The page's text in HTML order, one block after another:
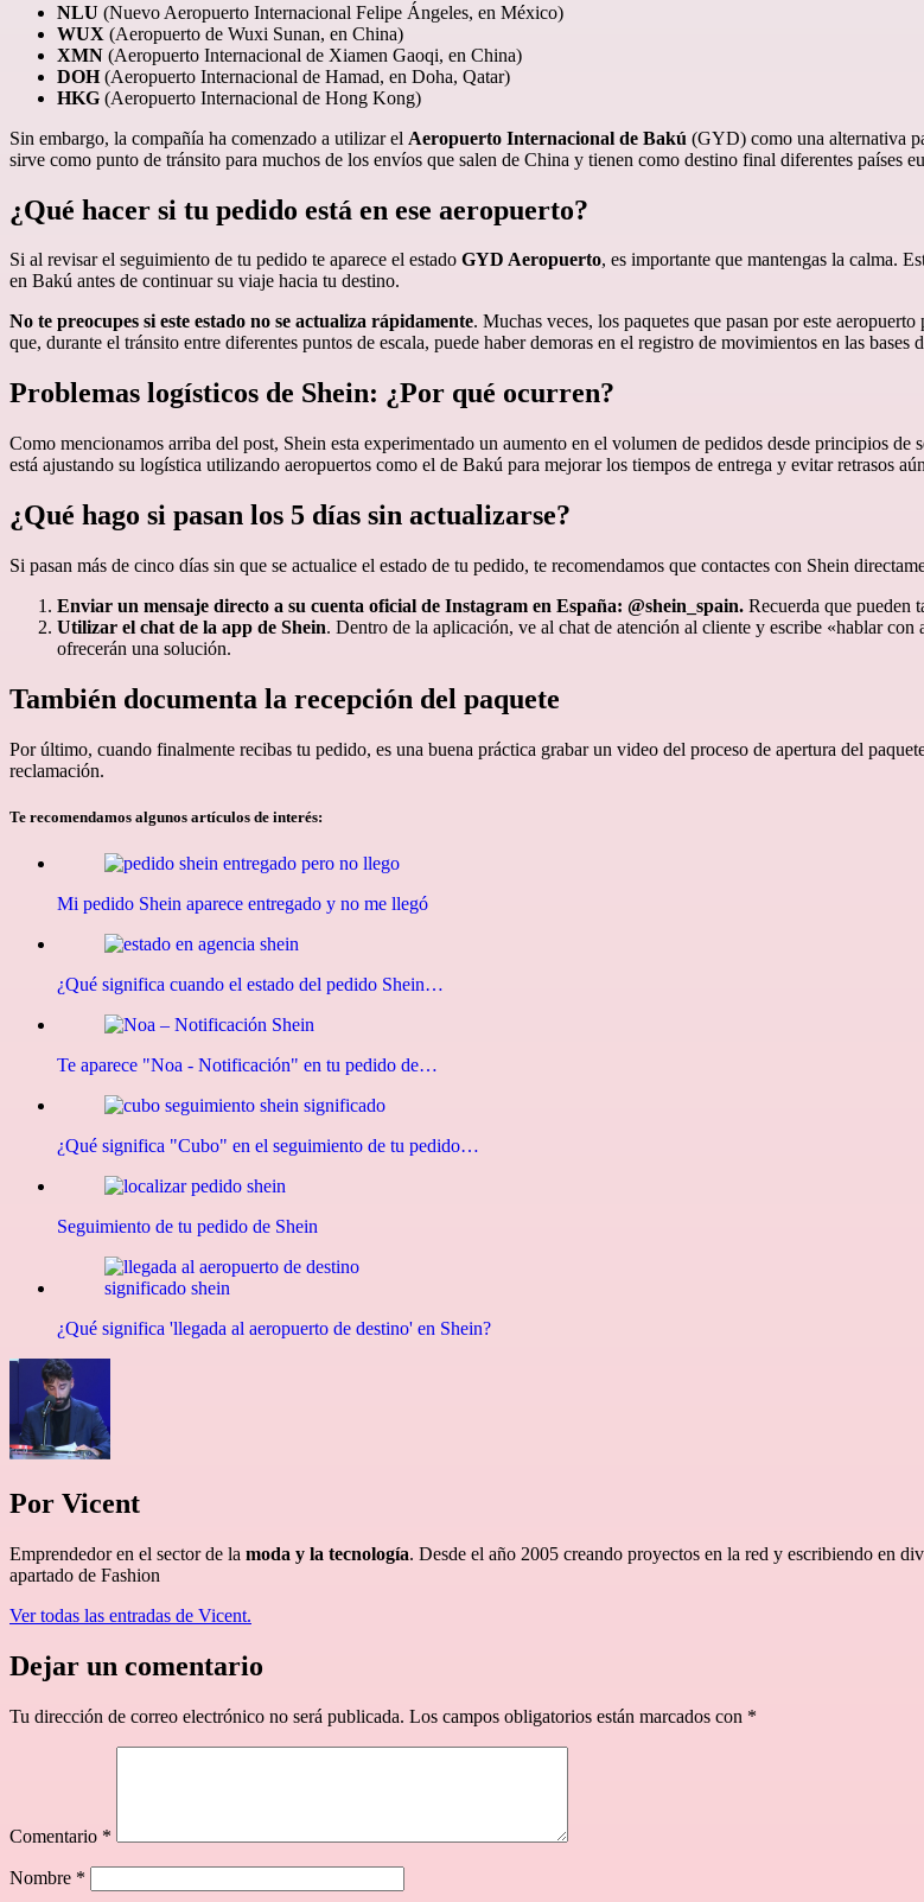
NLU (Nuevo Aeropuerto Internacional Felipe Ángeles, en México)
WUX (Aeropuerto de Wuxi Sunan, en China)
XMN (Aeropuerto Internacional de Xiamen Gaoqi, en China)
DOH(Aeropuerto Internacional de Hamad, en Doha, Qatar)
HKG (Aeropuerto Internacional de Hong Kong)
Sin embargo, la compañía ha comenzado a utilizar el Aeropuerto Internacional de Bakú (GYD) como una alternativa
sirve como punto de tránsito para muchos de los envíos que salen de China y tienen como destino final diferentes países
¿Qué hacer si tu pedido está en ese aeropuerto?
Si al revisar el seguimiento de tu pedido te aparece el estado GYD Aeropuerto, es importante que mantengas la calma.
en Bakú antes de continuar su viaje hacia tu destino.
No te preocupes si este estado no se actualiza rápidamente. Muchas veces, los paquetes que pasan por este aeropuerto
que, durante el tránsito entre diferentes puntos de escala, puede haber demoras en el registro de movimientos en las bases
Problemas logísticos de Shein: ¿Por qué ocurren?
Como mencionamos arriba del post, Shein esta experimentado un aumento en el volumen de pedidos desde principios
está ajustando su logística utilizando aeropuertos como el de Bakú para mejorar los tiempos de entrega y evitar retrasos
¿Qué hago si pasan los 5 días sin actualizarse?
Si pasan más de cinco días sin que se actualice el estado de tu pedido, te recomendamos que contactes con Shein
Enviar un mensaje directo a su cuenta oficial de Instagram en España: @shein_spain. Recuerda que pueden
Utilizar el chat de la app de Shein. Dentro de la aplicación, ve al chat de atención al cliente y escribe «hablar
ofrecerán una solución.
También documenta la recepción del paquete
Por último, cuando finalmente recibas tu pedido, es una buena práctica grabar un video del proceso de apertura del
reclamación.
Te recomendamos algunos artículos de interés:
Mi pedido Shein aparece entregado y no me llegó
¿Qué significa cuando el estado del pedido Shein…
Te aparece "Noa - Notificación" en tu pedido de…
¿Qué significa "Cubo" en el seguimiento de tu pedido…
Seguimiento de tu pedido de Shein
¿Qué significa 'llegada al aeropuerto de destino' en Shein?
Por Vicent
Emprendedor en el sector de la moda y la tecnología. Desde el año 2005 creando proyectos en la red y escribiendo en
apartado de Fashion
Ver todas las entradas de Vicent.
Dejar un comentario
Tu dirección de correo electrónico no será publicada. Los campos obligatorios están marcados con *
Comentario *
Nombre *